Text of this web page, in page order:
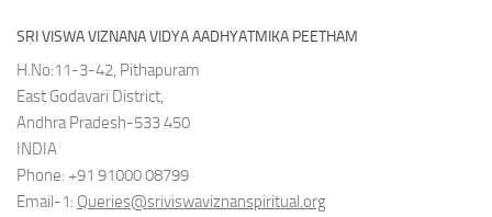
SRI VISWA VIZNANA VIDYA AADHYATMIKA PEETHAM
H.No:11-3-42, Pithapuram
East Godavari District,
Andhra Pradesh-533 450
INDIA
Phone: +91 91000 08799
Email-1: Queries@sriviswaviznanspiritual.org